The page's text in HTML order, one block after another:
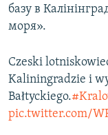
базу в
моря».
Czeski
Kaliningradzie i
Bałtyckiego.
pic.twitter.com/